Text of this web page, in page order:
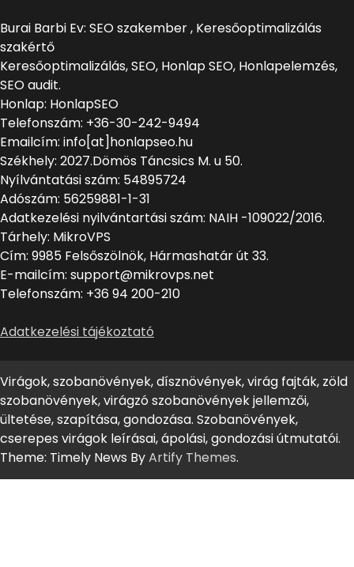
Burai Barbi Ev: SEO szakember , Keresőoptimalizálás
szakértő
Keresőoptimalizálás, SEO, Honlap SEO, Honlapelemzés,
SEO audit.
Honlap: HonlapSEO
Telefonszám: +36-30-242-9494
Emailcím: info[at]honlapseo.hu
Székhely: 2027.Dömös Táncsics M. u 50.
Nyílvántatási szám: 54895724
Adószám: 56259881-1-31
Adatkezelési nyilvántartási szám: NAIH -109022/2016.
Tárhely: MikroVPS
Cím: 9985 Felsőszölnök, Hármashatár út 33.
E-mailcím: support@mikrovps.net
Telefonszám: +36 94 200-210
Adatkezelési tájékoztató
Virágok, szobanövények, dísznövények, virág fajták, zöld
szobanövények, virágzó szobanövények jellemzői,
ültetése, szapítása, gondozása. Szobanövények,
cserepes virágok leírásai, ápolási, gondozási útmutatói.
Theme: Timely News ByArtify Themes.